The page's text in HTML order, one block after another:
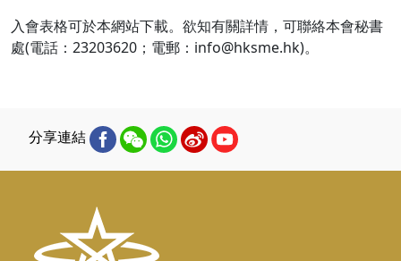
入會表格可於本網站下載。欲知有關詳情，可聯絡本會秘書
處(電話：23203620；電郵：info@hksme.hk)。
分享連結